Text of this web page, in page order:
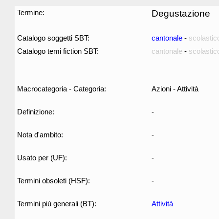
Termine: Degustazione
Catalogo soggetti SBT: cantonale -
Catalogo temi fiction SBT:
cantonale -
Macrocategoria - Categoria: Azioni - Attività
Definizione: -
Nota d'ambito: -
Usato per (UF): -
Termini obsoleti (HSF): -
Termini più generali (BT): Attività